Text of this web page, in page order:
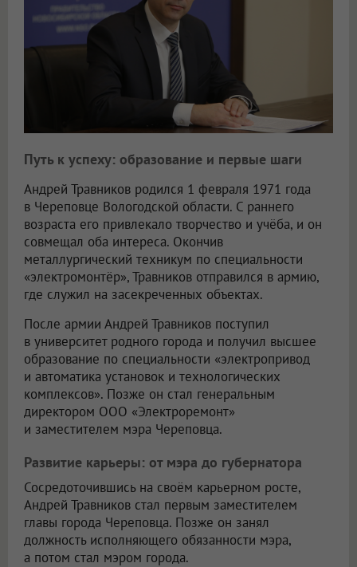
Путь к успеху: образование и первые шаги
Андрей Травников родился 1 февраля 1971 года
в Череповце Вологодской области. С раннего
возраста его привлекало творчество и учёба, и он
совмещал оба интереса. Окончив
металлургический техникум по специальности
«электромонтёр», Травников отправился в армию,
где служил на засекреченных объектах.
После армии Андрей Травников поступил
в университет родного города и получил высшее
образование по специальности «электропривод
и автоматика установок и технологических
комплексов». Позже он стал генеральным
директором ООО «Электроремонт»
и заместителем мэра Череповца.
Развитие карьеры: от мэра до губернатора
Сосредоточившись на своём карьерном росте,
Андрей Травников стал первым заместителем
главы города Череповца. Позже он занял
должность исполняющего обязанности мэра,
а потом стал мэром города.